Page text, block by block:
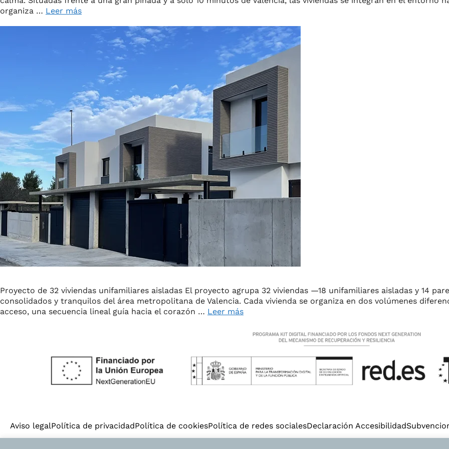
organiza … Leer más
Proyecto de 32 viviendas unifamiliares aisladas El proyecto agrupa 32 viviendas —18 unifamiliares aisladas y 14
consolidados y tranquilos del área metropolitana de Valencia. Cada vivienda se organiza en dos volúmenes
acceso, una secuencia lineal guía hacia el corazón … Leer más
NOTICIAS
INSTAGRAM
Aviso legalPolítica de privacidadPolítica de cookiesPolítica de redes socialesDeclaración Accesibilidad